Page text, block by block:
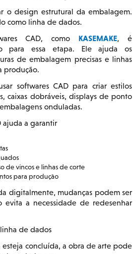
o design estrutural da embalagem.
como linha de dados.
CAD, como KASEMAKE, é
para essa etapa. Ele ajuda os
de embalagem precisas e linhas
produção.
softwares CAD para criar estilos
caixas dobráveis, displays de ponto
onduladas.
ajuda a garantir
de vincos e linhas de corte
para produção
digitalmente, mudanças podem ser
evita a necessidade de redesenhar
de dados
esteja concluída, a obra de arte pode